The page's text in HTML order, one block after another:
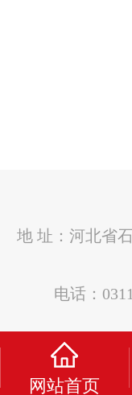
地 址：河北省
电话：
网站首页